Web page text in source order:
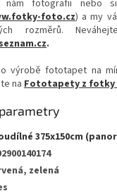
nám fotografii nebo
foto.cz) a my
rozměrů.
.
výrobě fototapet na
naFototapety z fotky
375x150cm
zelená